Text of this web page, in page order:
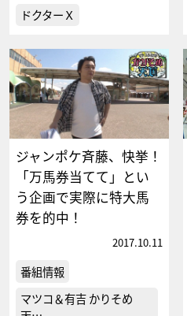
ドクターＸ
ジャンポケ斉藤、快挙！
「万馬券当てて」とい
う企画で実際に特大馬
券を的中！
2017.10.11
番組情報
マツコ＆有吉 かりそめ